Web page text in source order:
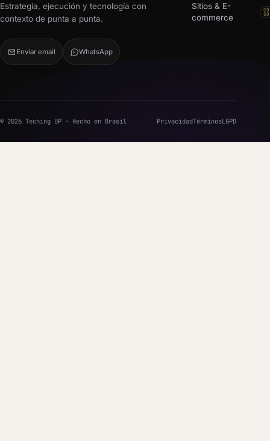
Estrategia, ejecución y tecnología con
contexto de punta a punta.
Enviar email WhatsApp
Sitios & E-
commerce
© 2026 Teching UP · Hecho en Brasil PrivacidadTérminosLGPD